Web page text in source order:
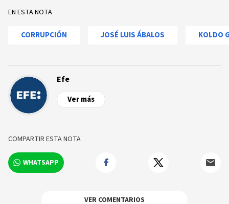
EN ESTA NOTA
CORRUPCIÓN JOSÉ LUIS ÁBALOS KOLDO
Efe
Ver más
COMPARTIR ESTA NOTA
WHATSAPP
VER COMENTARIOS